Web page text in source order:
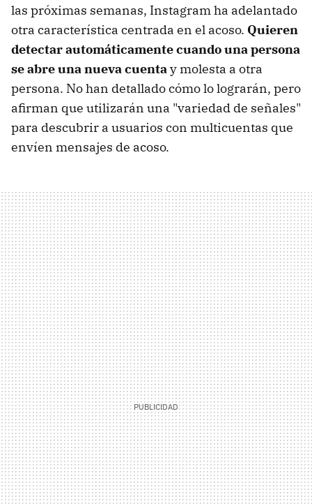
las próximas semanas, Instagram ha adelantado
otra característica centrada en el acoso. Quieren
detectar automáticamente cuando una persona
se abre una nueva cuentay molesta a otra
persona. No han detallado cómo lo lograrán, pero
afirman que utilizarán una "variedad de señales"
para descubrir a usuarios con multicuentas que
envíen mensajes de acoso.